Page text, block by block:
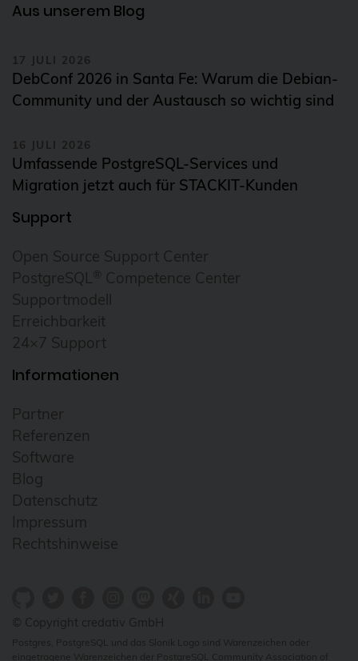
Aus unserem Blog
17 JULI 2026
DebConf 2026 in Santa Fe: Warum die Debian-
Community und der Austausch so wichtig sind
16 JULI 2026
Umfassende PostgreSQL-Services und
Migration jetzt auch für STACKIT-Kunden
Support
Open Source Support Center
PostgreSQL ® Competence Center
Supportmodell
Erreichbarkeit
24×7 Support
Informationen
Partner
Referenzen
Software
Blog
Datenschutz
Impressum
Rechtshinweise
© Copyright credativ GmbH
Postgres, PostgreSQL und das Slonik Logo sind Warenzeichen oder
eingetragene Warenzeichen der PostgreSQL Community Association of